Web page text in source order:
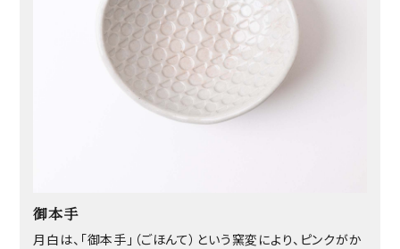
御本手
月白は、「御本手」（ごほんて）という窯変により、ピンクがか